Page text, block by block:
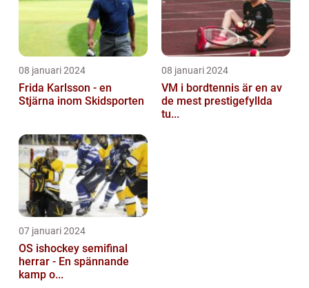
08 januari 2024
Frida Karlsson - en
Stjärna inom Skidsporten
08 januari 2024
VM i bordtennis är en av
de mest prestigefyllda
tu...
07 januari 2024
OS ishockey semifinal
herrar - En spännande
kamp o...